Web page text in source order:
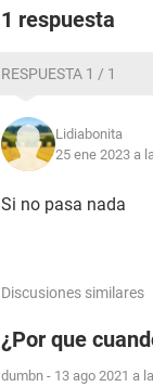
1 respuesta
RESPUESTA 1 / 1
Lidiabonita
25 ene 2023 a
Si no pasa nada
Discusiones similares
¿Por que
dumbn - 13 ago 2021 a